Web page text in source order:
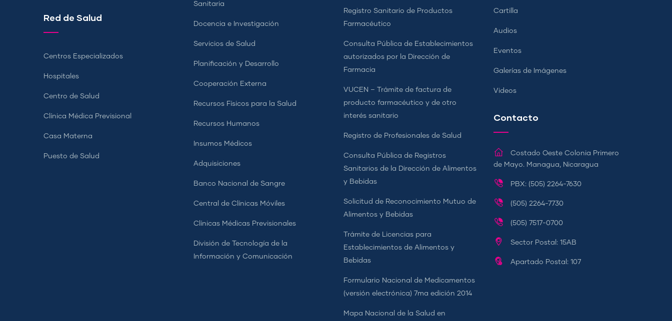
Red de Salud
Centros Especializados
Hospitales
Centro de Salud
Clínica Médica Previsional
Casa Materna
Puesto de Salud
Sanitaria
Docencia e Investigación
Servicios de Salud
Planificación y Desarrollo
Cooperación Externa
Recursos Físicos para la Salud
Recursos Humanos
Insumos Médicos
Adquisiciones
Banco Nacional de Sangre
Central de Clínicas Móviles
Clínicas Médicas Previsionales
División de Tecnología de la
Información y Comunicación
Registro Sanitario de Productos
Farmacéutico
Consulta Pública de Establecimientos
autorizados por la Dirección de
Farmacia
VUCEN – Trámite de factura de
producto farmacéutico y de otro
interés sanitario
Registro de Profesionales de Salud
Consulta Pública de Registros
Sanitarios de la Dirección de Alimentos
y Bebidas
Solicitud de Reconocimiento Mutuo de
Alimentos y Bebidas
Trámite de Licencias para
Establecimientos de Alimentos y
Bebidas
Formulario Nacional de Medicamentos
(versión electrónica) 7ma edición 2014
Mapa Nacional de la Salud en
Cartilla
Audios
Eventos
Galerías de Imágenes
Videos
Contacto
Costado Oeste Colonia Primero
de Mayo. Managua, Nicaragua
PBX: (505) 2264-7630
(505) 2264-7730
(505) 7517-0700
Sector Postal: 15AB
Apartado Postal: 107